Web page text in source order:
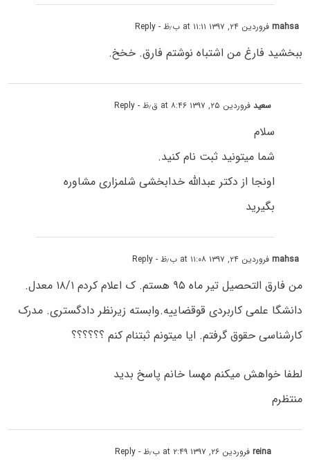
mahsaفروردین ۲۴, ۱۳۹۷ at ۱۱:۱۱ ب٫ظ - Reply
ببخشید فارغ من اشتباه نوشتم فارق. خخخ.
سعیدفروردین ۲۵, ۱۳۹۷ at ۸:۴۶ ق٫ظ - Reply
سلام
شما میتونید ثبت نام کنید.
اونجا از دکتر عبدالله خدابخشی شلمزاری مشاوره
بگیرید
mahsaفروردین ۲۴, ۱۳۹۷ at ۱۱:۰۸ ب٫ظ - Reply
من فارق التحصیل تیر ماه ۹۵ هستم. ک اعلام کردم ۱۸/۱ معدل.
دانشگا علمی کاربردی قوقضاییه.وابسته زیرنظر دادگستری. مدرک
کارشناسی حقوق گرفتم. ایا میتونم ثبتنام کنم ؟؟؟؟؟؟
لطفا خواهش میکنم مهسا خانم پاسخ بدید
منتظرم
reinaفروردین ۲۶, ۱۳۹۷ at ۲:۴۹ ب٫ظ - Reply